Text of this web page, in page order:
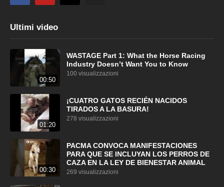
Ultimi video
00:50
WASTAGE Part 1: What the Horse Racing
Industry Doesn’t Want You to Know
100 visualizzazioni
01:20
¡CUATRO GATOS RECIÉN NACIDOS
TIRADOS A LA BASURA!
278 visualizzazioni
00:30
PACMA CONVOCA MANIFESTACIONES
PARA QUE SE INCLUYAN LOS PERROS DE
CAZA EN LA LEY DE BIENESTAR ANIMAL
269 visualizzazioni